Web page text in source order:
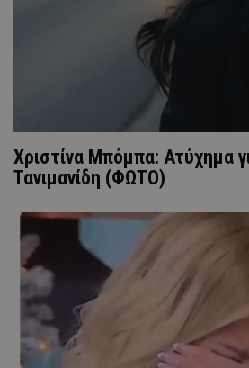
Χριστίνα Μπόμπα: Ατύχημα
Τανιμανίδη (ΦΩΤΟ)